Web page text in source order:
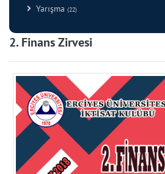
Yarışma (22)
2. Finans Zirvesi